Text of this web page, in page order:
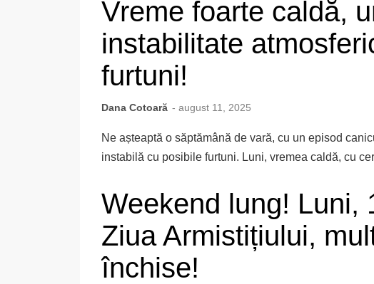
Vreme foarte caldă,
instabilitate
furtuni!
Dana Cotoară - august 11, 2025
Ne așteaptă o săptămână de vară, cu un episod
instabilă cu posibile furtuni. Luni, vremea caldă, cu
Weekend lung! Luni,
Ziua Armistițiului,
închise!